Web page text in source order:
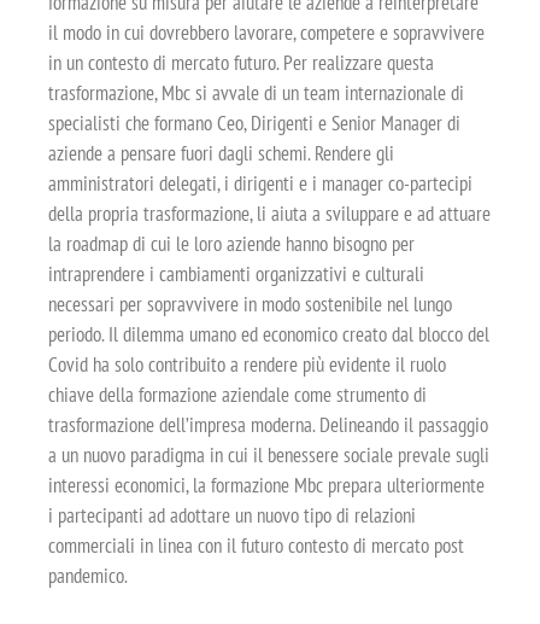
il modo in cui dovrebbero lavorare, competere e sopravvivere
in un contesto di mercato futuro. Per realizzare questa
trasformazione, Mbc si avvale di un team internazionale di
specialisti che formano Ceo, Dirigenti e Senior Manager di
aziende a pensare fuori dagli schemi. Rendere gli
amministratori delegati, i dirigenti e i manager co-partecipi
della propria trasformazione, li aiuta a sviluppare e ad attuare
la roadmap di cui le loro aziende hanno bisogno per
intraprendere i cambiamenti organizzativi e culturali
necessari per sopravvivere in modo sostenibile nel lungo
periodo. Il dilemma umano ed economico creato dal blocco del
Covid ha solo contribuito a rendere più evidente il ruolo
chiave della formazione aziendale come strumento di
trasformazione dell’impresa moderna. Delineando il passaggio
a un nuovo paradigma in cui il benessere sociale prevale sugli
interessi economici, la formazione Mbc prepara ulteriormente
i partecipanti ad adottare un nuovo tipo di relazioni
commerciali in linea con il futuro contesto di mercato post
pandemico.